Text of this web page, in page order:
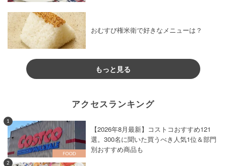
おむすび権米衛で好きなメニューは？
もっと見る
アクセスランキング
1
【2026年8月最新】コストコおすすめ121
選。300名に聞いた買うべき人気1位＆部門
別おすすめ商品も
2